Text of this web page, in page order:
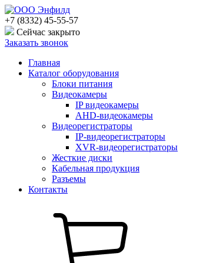
+7 (8332) 45-55-57
Сейчас закрыто
Заказать звонок
Главная
Каталог оборудования
Блоки питания
Видеокамеры
IP видеокамеры
AHD-видеокамеры
Видеорегистраторы
IP-видеорегистраторы
XVR-видеорегистраторы
Жесткие диски
Кабельная продукция
Разъемы
Контакты